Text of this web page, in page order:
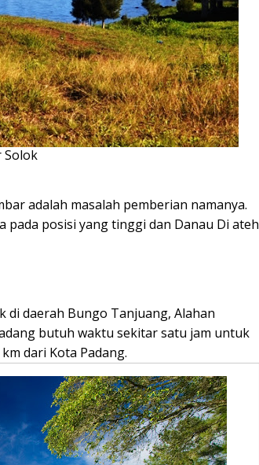
Solok
adalah masalah pemberian namanya.
pada posisi yang tinggi dan Danau Di ateh
di daerah Bungo Tanjuang, Alahan
butuh waktu sekitar satu jam untuk
dari Kota Padang.